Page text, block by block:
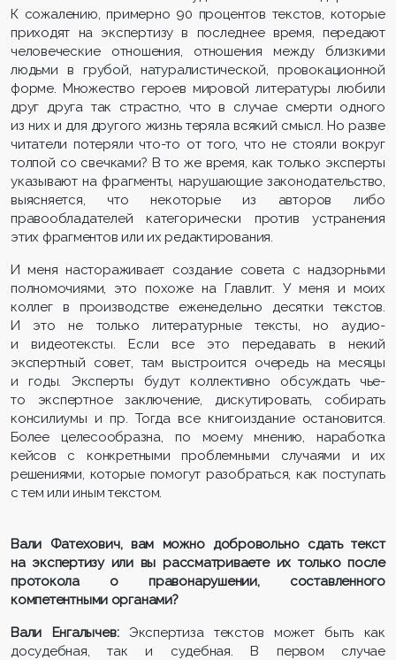
К сожалению, примерно 90 процентов текстов, которые
приходят на экспертизу в последнее время, передают
человеческие отношения, отношения между близкими
людьми в грубой, натуралистической, провокационной
форме. Множество героев мировой литературы любили
друг друга так страстно, что в случае смерти одного
из них и для другого жизнь теряла всякий смысл. Но разве
читатели потеряли что-то от того, что не стояли вокруг
толпой со свечками? В то же время, как только эксперты
указывают на фрагменты, нарушающие законодательство,
выясняется, что некоторые из авторов либо
правообладателей категорически против устранения
этих фрагментов или их редактирования.
И меня настораживает создание совета с надзорными
полномочиями, это похоже на Главлит. У меня и моих
коллег в производстве еженедельно десятки текстов.
И это не только литературные тексты, но аудио-
и видеотексты. Если все это передавать в некий
экспертный совет, там выстроится очередь на месяцы
и годы. Эксперты будут коллективно обсуждать чье-
то экспертное заключение, дискутировать, собирать
консилиумы и пр. Тогда все книгоиздание остановится.
Более целесообразна, по моему мнению, наработка
кейсов с конкретными проблемными случаями и их
решениями, которые помогут разобраться, как поступать
с тем или иным текстом.
Вали Фатехович, вам можно добровольно сдать текст
на экспертизу или вы рассматриваете их только после
протокола о правонарушении, составленного
компетентными органами?
Вали Енгалычев: Экспертиза текстов может быть как
досудебная, так и судебная. В первом случае